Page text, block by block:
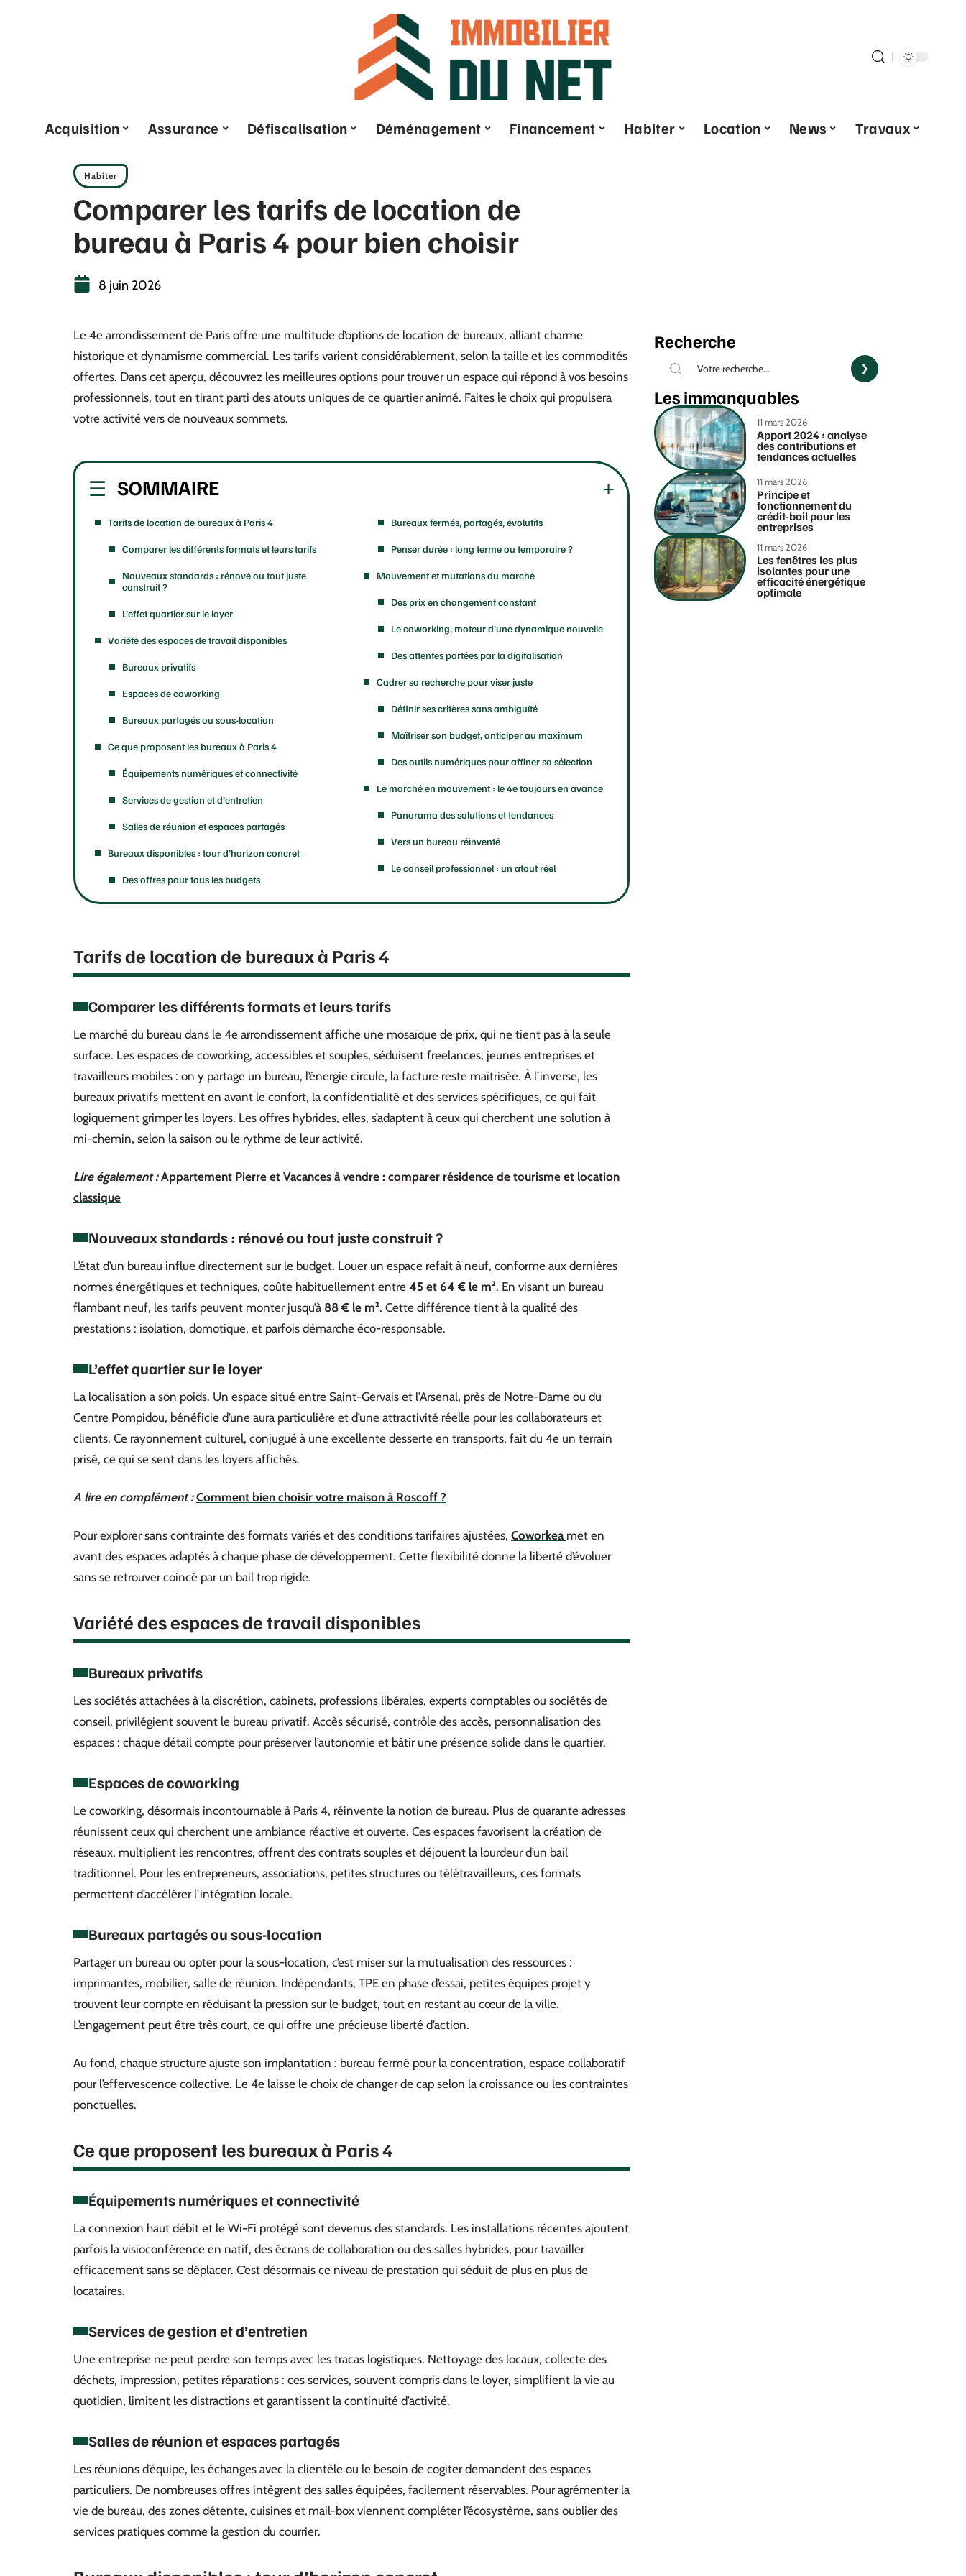
Acquisition Assurance Défiscalisation Déménagement Financement Habiter Location News Travaux
Habiter
Comparer les tarifs de location de
bureau à Paris 4 pour bien choisir
8 juin 2026
Le 4e arrondissement de Paris offre une multitude d’options de location de bureaux, alliant charme
historique et dynamisme commercial. Les tarifs varient considérablement, selon la taille et les commodités
offertes. Dans cet aperçu, découvrez les meilleures options pour trouver un espace qui répond à vos besoins
professionnels, tout en tirant parti des atouts uniques de ce quartier animé. Faites le choix qui propulsera
votre activité vers de nouveaux sommets.
SOMMAIRE
Tarifs de location de bureaux à Paris 4
Comparer les différents formats et leurs tarifs
Nouveaux standards : rénové ou tout juste
construit ?
L’effet quartier sur le loyer
Variété des espaces de travail disponibles
Bureaux privatifs
Espaces de coworking
Bureaux partagés ou sous-location
Ce que proposent les bureaux à Paris 4
Équipements numériques et connectivité
Services de gestion et d’entretien
Salles de réunion et espaces partagés
Bureaux disponibles : tour d’horizon concret
Des offres pour tous les budgets
Bureaux fermés, partagés, évolutifs
Penser durée : long terme ou temporaire ?
Mouvement et mutations du marché
Des prix en changement constant
Le coworking, moteur d’une dynamique nouvelle
Des attentes portées par la digitalisation
Cadrer sa recherche pour viser juste
Définir ses critères sans ambiguïté
Maîtriser son budget, anticiper au maximum
Des outils numériques pour affiner sa sélection
Le marché en mouvement : le 4e toujours en avance
Panorama des solutions et tendances
Vers un bureau réinventé
Le conseil professionnel : un atout réel
Tarifs de location de bureaux à Paris 4
Comparer les différents formats et leurs tarifs
Le marché du bureau dans le 4e arrondissement affiche une mosaïque de prix, qui ne tient pas à la seule
surface. Les espaces de coworking, accessibles et souples, séduisent freelances, jeunes entreprises et
travailleurs mobiles : on y partage un bureau, l’énergie circule, la facture reste maîtrisée. À l’inverse, les
bureaux privatifs mettent en avant le confort, la confidentialité et des services spécifiques, ce qui fait
logiquement grimper les loyers. Les offres hybrides, elles, s’adaptent à ceux qui cherchent une solution à
mi-chemin, selon la saison ou le rythme de leur activité.
Lire également : Appartement Pierre et Vacances à vendre : comparer résidence de tourisme et location
classique
Nouveaux standards : rénové ou tout juste construit ?
L’état d’un bureau influe directement sur le budget. Louer un espace refait à neuf, conforme aux dernières
normes énergétiques et techniques, coûte habituellement entre 45 et 64 € le m². En visant un bureau
flambant neuf, les tarifs peuvent monter jusqu’à 88 € le m². Cette différence tient à la qualité des
prestations : isolation, domotique, et parfois démarche éco-responsable.
L’effet quartier sur le loyer
La localisation a son poids. Un espace situé entre Saint-Gervais et l’Arsenal, près de Notre-Dame ou du
Centre Pompidou, bénéficie d’une aura particulière et d’une attractivité réelle pour les collaborateurs et
clients. Ce rayonnement culturel, conjugué à une excellente desserte en transports, fait du 4e un terrain
prisé, ce qui se sent dans les loyers affichés.
A lire en complément : Comment bien choisir votre maison à Roscoff ?
Pour explorer sans contrainte des formats variés et des conditions tarifaires ajustées, Coworkea met en
avant des espaces adaptés à chaque phase de développement. Cette flexibilité donne la liberté d’évoluer
sans se retrouver coincé par un bail trop rigide.
Variété des espaces de travail disponibles
Bureaux privatifs
Les sociétés attachées à la discrétion, cabinets, professions libérales, experts comptables ou sociétés de
conseil, privilégient souvent le bureau privatif. Accès sécurisé, contrôle des accès, personnalisation des
espaces : chaque détail compte pour préserver l’autonomie et bâtir une présence solide dans le quartier.
Espaces de coworking
Le coworking, désormais incontournable à Paris 4, réinvente la notion de bureau. Plus de quarante adresses
réunissent ceux qui cherchent une ambiance réactive et ouverte. Ces espaces favorisent la création de
réseaux, multiplient les rencontres, offrent des contrats souples et déjouent la lourdeur d’un bail
traditionnel. Pour les entrepreneurs, associations, petites structures ou télétravailleurs, ces formats
permettent d’accélérer l’intégration locale.
Bureaux partagés ou sous-location
Partager un bureau ou opter pour la sous-location, c’est miser sur la mutualisation des ressources :
imprimantes, mobilier, salle de réunion. Indépendants, TPE en phase d’essai, petites équipes projet y
trouvent leur compte en réduisant la pression sur le budget, tout en restant au cœur de la ville.
L’engagement peut être très court, ce qui offre une précieuse liberté d’action.
Au fond, chaque structure ajuste son implantation : bureau fermé pour la concentration, espace collaboratif
pour l’effervescence collective. Le 4e laisse le choix de changer de cap selon la croissance ou les contraintes
ponctuelles.
Ce que proposent les bureaux à Paris 4
Équipements numériques et connectivité
La connexion haut débit et le Wi-Fi protégé sont devenus des standards. Les installations récentes ajoutent
parfois la visioconférence en natif, des écrans de collaboration ou des salles hybrides, pour travailler
efficacement sans se déplacer. C’est désormais ce niveau de prestation qui séduit de plus en plus de
locataires.
Services de gestion et d’entretien
Une entreprise ne peut perdre son temps avec les tracas logistiques. Nettoyage des locaux, collecte des
déchets, impression, petites réparations : ces services, souvent compris dans le loyer, simplifient la vie au
quotidien, limitent les distractions et garantissent la continuité d’activité.
Salles de réunion et espaces partagés
Les réunions d’équipe, les échanges avec la clientèle ou le besoin de cogiter demandent des espaces
particuliers. De nombreuses offres intègrent des salles équipées, facilement réservables. Pour agrémenter la
vie de bureau, des zones détente, cuisines et mail-box viennent compléter l’écosystème, sans oublier des
services pratiques comme la gestion du courrier.
Recherche
Les immanquables
11 mars 2026
Apport 2024 : analyse
des contributions et
tendances actuelles
11 mars 2026
Principe et
fonctionnement du
crédit-bail pour les
entreprises
11 mars 2026
Les fenêtres les plus
isolantes pour une
efficacité énergétique
optimale